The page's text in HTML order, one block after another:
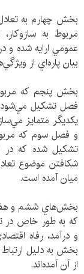
بخش چهارم به
مربوط به
عمومي ارايه شده و
بيان پاره‌اي از
بخش پنجم كه
فصل تشكيل مي‌شود.
يكديگر متمايز
و فصل سوم كه
تشكيل شده كه
شكافتن موضوع
ميان آمده است.
بخش‌هاي ششم و
كه به طور خاص در
و درآمد، رفاه
بخش به دليل ارتباط
از آن آمده‌اند.